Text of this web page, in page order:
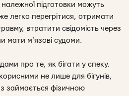
підготовки можуть
легко перегрітися, отримати
втратити свідомість через
мати м’язові судоми.
про те, як бігати у спеку.
не лише для бігунів,
займається фізичною